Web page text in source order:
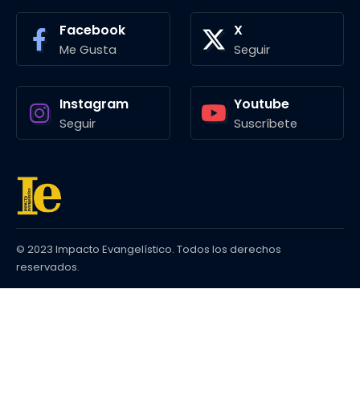
Facebook
Me Gusta
X
Seguir
Instagram
Seguir
Youtube
Suscríbete
© 2023 Impacto Evangelístico. Todos los derechos
reservados.